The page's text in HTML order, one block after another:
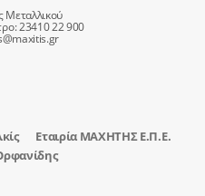
Μεταλλικού
23410 22 900
Εταιρία ΜΑΧΗΤΗΣ Ε.Π.Ε.